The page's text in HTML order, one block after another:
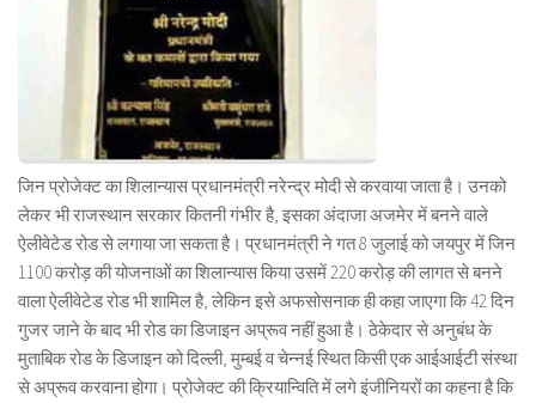
जिन प्रोजेक्ट का शिलान्यास प्रधानमंत्री नरेन्द्र मोदी से करवाया जाता है। उनको
लेकर भी राजस्थान सरकार कितनी गंभीर है, इसका अंदाजा अजमेर में बनने वाले
ऐलीवेटेड रोड से लगाया जा सकता है। प्रधानमंत्री ने गत 8 जुलाई को जयपुर में जिन
1100 करोड़ की योजनाओं का शिलान्यास किया उसमें 220 करोड़ की लागत से बनने
वाला ऐलीवेटेड रोड भी शामिल है, लेकिन इसे अफसोसनाक ही कहा जाएगा कि 42 दिन
गुजर जाने के बाद भी रोड का डिजाइन अप्रूव नहीं हुआ है। ठेकेदार से अनुबंध के
मुताबिक रोड के डिजाइन को दिल्ली, मुम्बई व चेन्नई स्थित किसी एक आईआईटी संस्था
से अप्रूव करवाना होगा। प्रोजेक्ट की क्रियान्विति में लगे इंजीनियरों का कहना है कि